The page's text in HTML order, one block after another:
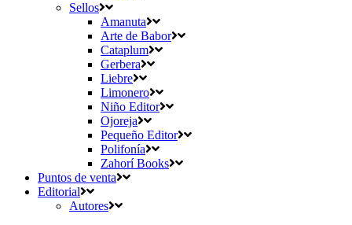
Sellos
Amanuta
Arte de Babor
Cataplum
Gerbera
Liebre
Limonero
Niño Editor
Ojoreja
Pequeño Editor
Polifonía
Zahorí Books
Puntos de venta
Editorial
Autores